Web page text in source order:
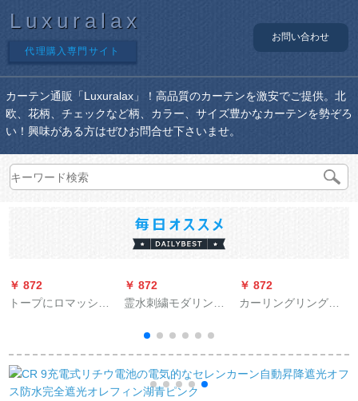
Luxuralax
代理購入専門サイト
お問い合わせ
カーテン通販「Luxuralax」！高品質のカーテンを激安でご提供。北
欧、花柄、チェックなど柄、カラー、サイズ豊かなカーテンを勢ぞろ
い！興味がある方はぜひお問合せ下さいませ。
￥ 872
トープにロマッシュ
￥ 872
霊水刺繍モダリン北
システムシステムシ
ステムシステムシス
テムシステムシステ
ムシステムシステム
￥ 872
カーリングリングリ
ンダ平面扫き窓の外
光を避ける地中海ス